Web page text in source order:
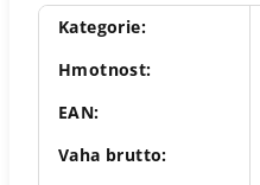
Kategorie:
Hmotnost:
EAN:
Vaha brutto: